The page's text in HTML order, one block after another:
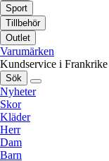
Sport
Tillbehör
Outlet
Varumärken
Kundservice i Frankrike
Sök
Nyheter
Skor
Kläder
Herr
Dam
Barn